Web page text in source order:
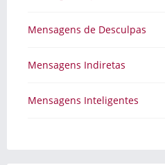
Mensagens de Desculpas
Mensagens Indiretas
Mensagens Inteligentes